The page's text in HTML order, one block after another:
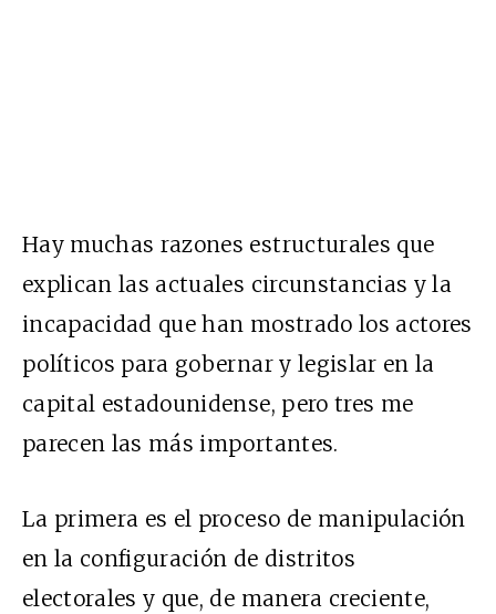
Hay muchas razones estructurales que
explican las actuales circunstancias y la
incapacidad que han mostrado los actores
políticos para gobernar y legislar en la
capital estadounidense, pero tres me
parecen las más importantes.
La primera es el proceso de manipulación
en la configuración de distritos
electorales y que, de manera creciente,